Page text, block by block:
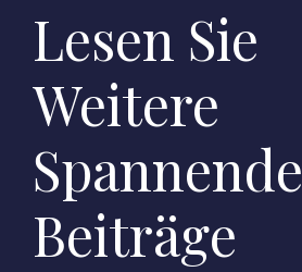
Lesen Sie
Weitere
Spannende
Beiträge